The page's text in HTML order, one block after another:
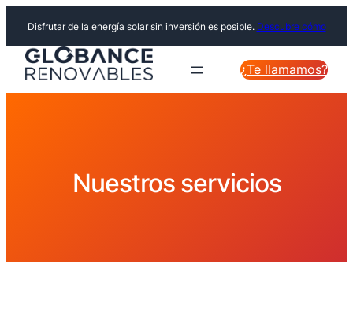
Disfrutar de la energía solar sin inversión es posible. Descubre cómo
¿Te llamamos?
Nuestros servicios